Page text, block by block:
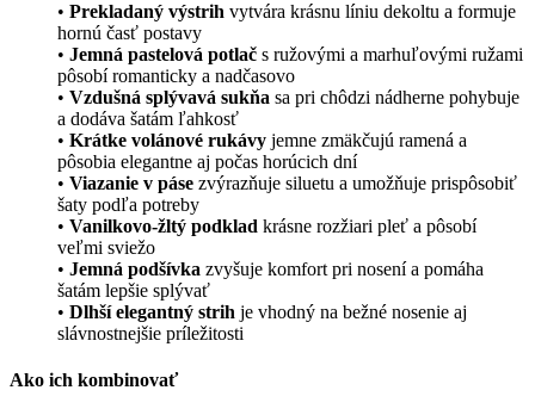
• Prekladaný výstrih vytvára krásnu líniu dekoltu a formuje
hornú časť postavy
• Jemná pastelová potlač s ružovými a marhuľovými ružami
pôsobí romanticky a nadčasovo
• Vzdušná splývavá sukňa sa pri chôdzi nádherne pohybuje
a dodáva šatám ľahkosť
• Krátke volánové rukávy jemne zmäkčujú ramená a
pôsobia elegantne aj počas horúcich dní
• Viazanie v páse zvýrazňuje siluetu a umožňuje prispôsobiť
šaty podľa potreby
• Vanilkovo-žltý podklad krásne rozžiari pleť a pôsobí
veľmi sviežo
• Jemná podšívka zvyšuje komfort pri nosení a pomáha
šatám lepšie splývať
• Dlhší elegantný strih je vhodný na bežné nosenie aj
slávnostnejšie príležitosti
Ako ich kombinovať